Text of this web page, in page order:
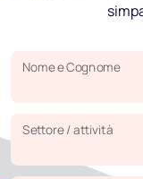
Nome e Cognome
Settore / attività